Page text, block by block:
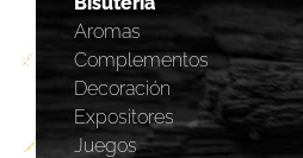
Aromas
Complementos
Decoración
Expositores
Juegos